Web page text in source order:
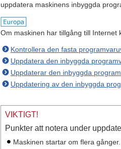
uppdatera maskinens inbyggda
Om maskinen har tillgång till Internet
Kontrollera den fasta
Uppdatera den inbyggda
Uppdaterar den inbyggda
Uppdatering av den inbyggda
VIKTIGT!
Punkter att notera under
Maskinen startar om flera gånger.